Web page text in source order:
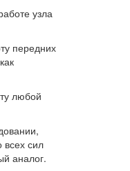
узла
передних
любой
всех сил
аналог.